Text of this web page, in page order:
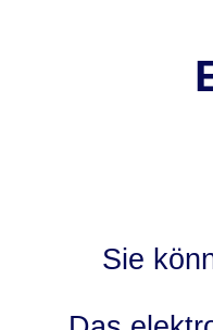
Sie